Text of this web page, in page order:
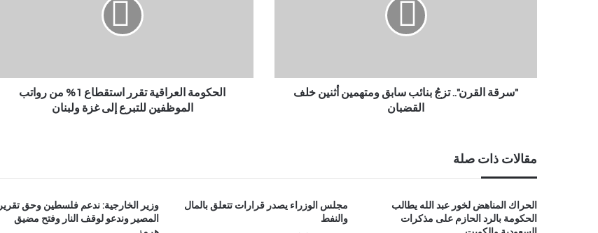
"سرقة القرن".. تزجُ بنائب سابق ومتهمين أثنين خلف
القضبان
الحكومة العراقية تقرر استقطاع 1% من رواتب
الموظفين للتبرع إلى غزة ولبنان
مقالات ذات صلة
الحراك المناهض لخور عبد الله يطالب
الحكومة بالرد الحازم على مذكرات
مجلس الوزراء يصدر قرارات تتعلق بالمال
والنفط
وزير الخارجية: ندعم فلسطين وحق تقرير
المصير وندعو لوقف النار وفتح مضيق